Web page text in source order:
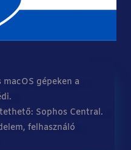
gépeken a
Sophos Central.
felhasználó